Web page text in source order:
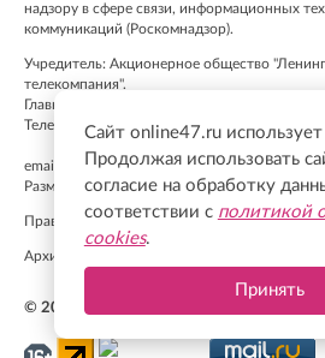
надзору в сфере связи, информационных
коммуникаций (Роскомнадзор).
Учредитель: Акционерное общество
телекомпания".
Главный редактор: Бурмакина К. А.
Телефон: +7 (812) 640-6114
email:
info@online47.ru
Размещение рекламыadmitriev@lentv24.ru
Правила применения рекомендательных
Архив
© 2012—2026 Сетевое издание
Сайт online47.ru
Продолжая использовать
согласие на обработку
соответствии с политикой
cookies.
Принять